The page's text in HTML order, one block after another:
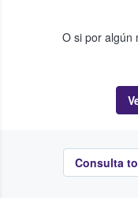
O si por algún
Consulta